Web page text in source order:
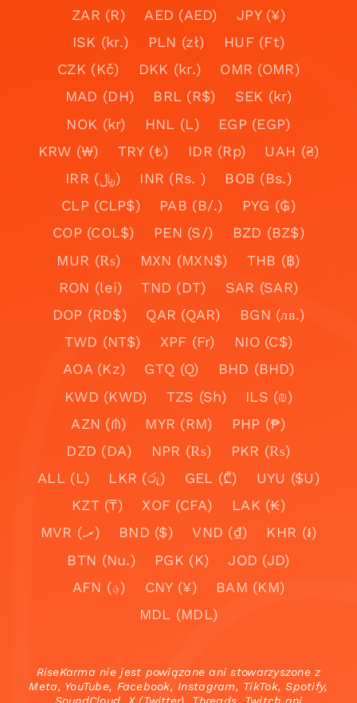
ZAR (R)
AED (AED)
JPY (¥)
ISK (kr.)
PLN (zł)
HUF (Ft)
CZK (Kč)
DKK (kr.)
OMR (OMR)
MAD (DH)
BRL (R$)
SEK (kr)
NOK (kr)
HNL (L)
EGP (EGP)
KRW (₩)
TRY (₺) IDR (Rp)
UAH (₴)
IRR (﷼)
INR (Rs. )
BOB (Bs.)
CLP (CLP$)
PAB (B/.)
PYG (₲)
COP (COL$)
PEN (S/)
BZD (BZ$)
MUR (₨)
MXN (MXN$)
THB (฿)
RON (lei)
TND (DT)
SAR (SAR)
DOP (RD$)
QAR (QAR)
BGN (лв.)
TWD (NT$)
XPF (Fr)
NIO (C$)
AOA (Kz)
GTQ (Q)
BHD (BHD)
KWD (KWD)
TZS (Sh)
ILS (₪)
AZN (₼)
MYR (RM)
PHP (₱)
DZD (DA)
NPR (₨)
PKR (₨)
ALL (L)
LKR (රු) GEL (₾)
UYU ($U)
KZT (₸)
XOF (CFA)
LAK (₭)
MVR (.ރ)
BND ($) VND (₫)
KHR (៛)
BTN (Nu.)
PGK (K)
JOD (JD)
AFN (؋)
CNY (¥)
BAM (KM)
MDL (MDL)
RiseKarma nie jest powiązane ani stowarzyszone z
Meta, YouTube, Facebook, Instagram, TikTok, Spotify,